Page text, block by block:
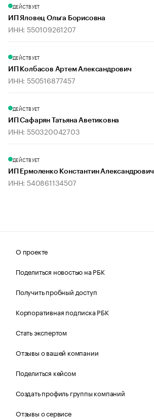
ДЕЙСТВУЕТ
ИП Яловец Ольга Борисовна
ИНН: 550109261207
ДЕЙСТВУЕТ
ИП Колбасов Артем Александрович
ИНН: 550516877457
ДЕЙСТВУЕТ
ИП Сафарян Татьяна Аветиковна
ИНН: 550320042703
ДЕЙСТВУЕТ
ИП Ермоленко Константин Александрович
ИНН: 540861134507
О проекте
Поделиться новостью на РБК
Получить пробный доступ
Корпоративная подписка РБК
Стать экспертом
Отзывы о вашей компании
Поделиться кейсом
Создать профиль группы компаний
Отзывы о сервисе